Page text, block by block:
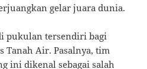
gelar juara dunia.
pukulan tersendiri bagi
Tanah Air. Pasalnya, tim
ini dikenal sebagai salah